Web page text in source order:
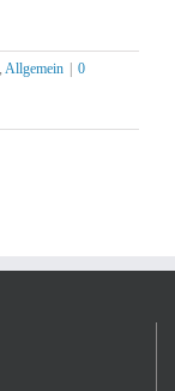
Allgemein | 0